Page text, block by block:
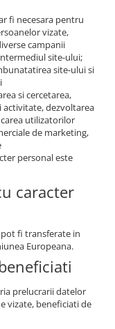
fi necesara pentru
vizate,
campanii
site-ului;
site-ului si
si cercetarea,
dezvoltarea
utilizatorilor
de marketing,
personal este
caracter
fi transferate in
Europeana.
prelucrarii datelor
vizate, beneficiati de